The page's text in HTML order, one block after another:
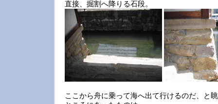
直接、掘割へ降りる石段。
ここから舟に乗って海へ出て行けるのだ、と